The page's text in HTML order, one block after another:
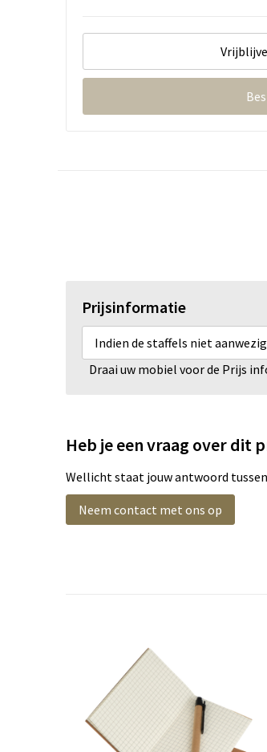
Prijsinformatie
Indien de staffels niet
Draai uw mobiel voor de Prijs
Heb je een vraag over dit
Wellicht staat jouw antwoord
Neem contact met ons op